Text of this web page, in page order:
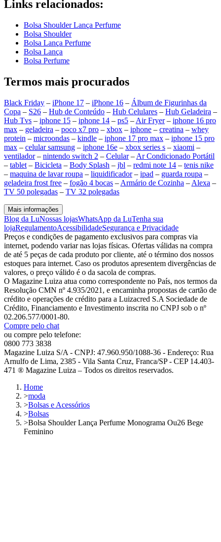
Links relacionados:
Bolsa Shoulder Lança Perfume
Bolsa Shoulder
Bolsa Lança Perfume
Bolsa Lança
Bolsa Perfume
Termos mais procurados
Black Friday – iPhone 17 – iPhone 16 – Álbum de Figurinhas da
Copa – S26 – Hub de Conteúdo – Hub Celulares – Hub Geladeira –
Hub Tvs – iphone 15 – iphone 14 – ps5 – Air Fryer– iphone 16 pro
max – geladeira – poco x7 pro – xbox – iphone – creatina – whey
protein – microondas – kindle – iphone 17 pro max – iphone 15 pro
max – celular samsung – iphone 16e – xbox series s – xiaomi –
ventilador– nintendo switch 2 – Celular– Ar Condicionado Portátil
– tablet – Bicicleta – Body Splash – jbl – redmi note 14 – tenis nike
– maquina de lavar roupa – liquidificador– ipad – guarda roupa –
geladeira frost free – fogão 4 bocas – Armário de Cozinha – Alexa –
TV 50 polegadas – TV 32 polegadas
Mais informações
Blog da LuNossas lojasWhatsApp da LuTenha sua
lojaRegulamentoAcessibilidadeSegurança e Privacidade
Preços e condições de pagamento exclusivos para compras via
internet, podendo variar nas lojas físicas. Ofertas válidas na compra
de até 5 peças de cada produto por cliente, até o término dos nossos
estoques para internet. Caso os produtos apresentem divergências de
valores, o preço válido é o da sacola de compras.
O Magazine Luiza atua como correspondente no País, nos termos da
Resolução CMN nº 4.935/2021, e encaminha propostas de cartão de
crédito e operações de crédito para a Luizacred S.A Sociedade de
Crédito, Financiamento e Investimento inscrita no CNPJ sob o nº
02.206.577/0001-80.
Compre pelo chat
ou compre pelo telefone:
0800 773 3838
Magazine Luiza S/A - CNPJ: 47.960.950/1088-36 - Endereço: Rua
Arnulfo de Lima, 2385 - Vila Santa Cruz, Franca/SP - CEP 14.403-
471 ® Magazine Luiza – Todos os direitos reservados.
Home
>moda
>Bolsas e Acessórios
>Bolsas
>Bolsa Shoulder Lança Perfume Monograma Ou26 Bege
Feminino